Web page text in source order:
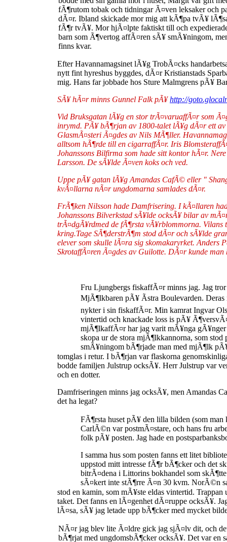
fÃ¶rutom tobak och tidningar Ã¤ven leksaker och
dÃ¤r. Ibland skickade mor mig att kÃ¶pa tvÃ¥
fÃ¶r tvÃ¥. Mor hjÃ¤lpte faktiskt till och
barn som Ã¶vertog affÃ¤ren sÃ¥ smÃ¥ningom,
finns kvar.
Efter Havannamagsinet lÃ¥g TrobÃ¤cks
nytt fint hyreshus byggdes, dÃ¤r Kristianstads
mig. Hans far jobbade hos Sture Malmgrens pÃ¥
SÃ¥ hÃ¤r minns Gunnel Falk pÃ¥http://
Vid Bruksgatan lÃ¥g en stor trÃ¤varuaffÃ¤r som
inrymd. PÃ¥ bÃ¶rjan av 1800-talet lÃ¥g dÃ¤r ett
GlasmÃ¤steri Ã¤gdes av Nils MÃ¶ller.
alltsom hÃ¶rde till en cigarraffÃ¤r. Iris
Johanssons Bilfirma som hade sitt kontor hÃ¤r.
Larsson. De sÃ¥lde Ã¤ven koks och ved.
Uppe pÃ¥ gatan lÃ¥g Amandas CafÃ© eller "
kvÃ¤llarna nÃ¤r ungdomarna samlades dÃ¤r.
FrÃ¶ken Nilsson hade Damfrisering. I kÃ¤llaren
Johanssons Bilverkstad sÃ¥lde ocksÃ¥ bilar av
trÃ¤dgÃ¥rdmed de fÃ¶rsta vÃ¥rblommorna.
kring.Tage SÃ¶derstrÃ¶m stod dÃ¤r och sÃ¥lde
elever som skulle lÃ¤ra sig skomakaryrket. Anders
SkrotaffÃ¤ren Ã¤gdes av Guilotte. DÃ¤r kunde
Fru Ljungbergs fiskaffÃ¤r minns jag. Jag
MjÃ¶lkbaren pÃ¥ Ãstra Boulevarden.
nykter i sin fiskaffÃ¤r. Min kamrat Ingvar
vintertid och knackade loss is pÃ¥
mjÃ¶lkaffÃ¤r har jag varit mÃ¥nga
skopa ur de stora mjÃ¶lkkannorna, som
smÃ¥ningom bÃ¶rjade man med mjÃ¶lk
tomglas i retur. I bÃ¶rjan var flaskorna
bodde familjen Julstrup ocksÃ¥. Herr Julstrup var
och en dotter.
Damfriseringen minns jag ocksÃ¥, men Amandas
det ha legat?
FÃ¶rsta huset pÃ¥ den lilla bilden (som
CarlÃ©n var postmÃ¤stare, och hans fru
folk pÃ¥ posten. Jag hade en
I samma hus som posten fanns ett litet
uppstod mitt intresse fÃ¶r bÃ¶cker och det
bitrÃ¤dena i Littorins bokhandel som
sÃ¤kert inte stÃ¶rre Ã¤n 30 kvm. NorÃ©n
stod en kamin, som mÃ¥ste eldas vintertid.
taket. Det fanns en lÃ¤genhet dÃ¤ruppe ocksÃ¥.
lÃ¤sa, sÃ¥ jag letade upp bÃ¶cker med mycket
NÃ¤r jag blev lite Ã¤ldre gick jag sjÃ¤lv dit, och
bÃ¶rjat med ungdomsbÃ¶cker ocksÃ¥. Det var en